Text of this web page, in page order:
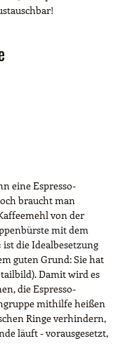
eine Espresso-
braucht man
von der
mit dem
die Idealbesetzung
guten Grund: Sie hat
Damit wird es
die Espresso-
mithilfe heißen
Ringe verhindern,
läuft - vorausgesetzt,